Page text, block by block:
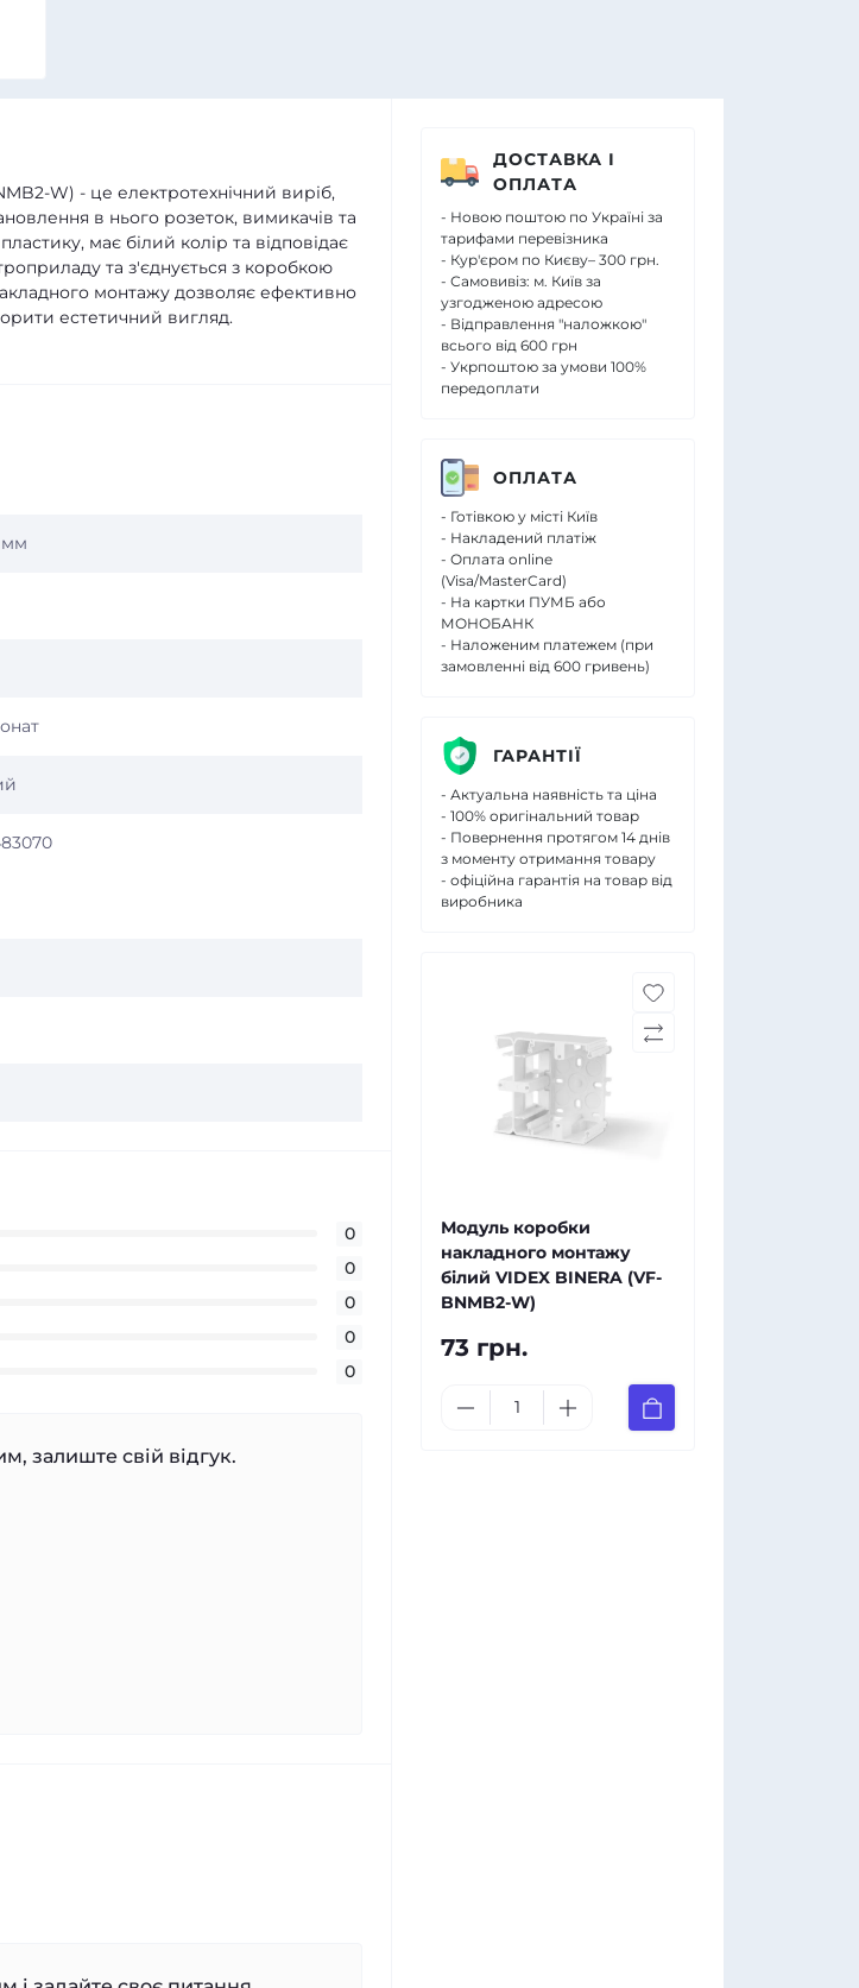
W) - це електротехнічний виріб,
в нього розеток, вимикачів та
має білий колір та відповідає
та з'єднується з коробкою
монтажу дозволяє ефективно
естетичний вигляд.
мм
0
0
0
0
0
залиште свій відгук.
ДОСТАВКА І
ОПЛАТА
- Новою поштою по Україні за
тарифами перевізника
- Кур'єром по Києву– 300 грн.
- Самовивіз: м. Київ за
узгодженою адресою
- Відправлення "наложкою"
всього від 600 грн
- Укрпоштою за умови 100%
передоплати
ОПЛАТА
- Готівкою у місті Київ
- Накладений платіж
- Оплата online
(Visa/MasterCard)
- На картки ПУМБ або
МОНОБАНК
- Наложеним платежем (при
замовленні від 600 гривень)
ГАРАНТІЇ
- Актуальна наявність та ціна
- 100% оригінальний товар
- Повернення протягом 14 днів
з моменту отримання товару
- офіційна гарантія на товар від
виробника
Модуль коробки
накладного монтажу
білий VIDEX BINERA (VF-
BNMB2-W)
73 грн.